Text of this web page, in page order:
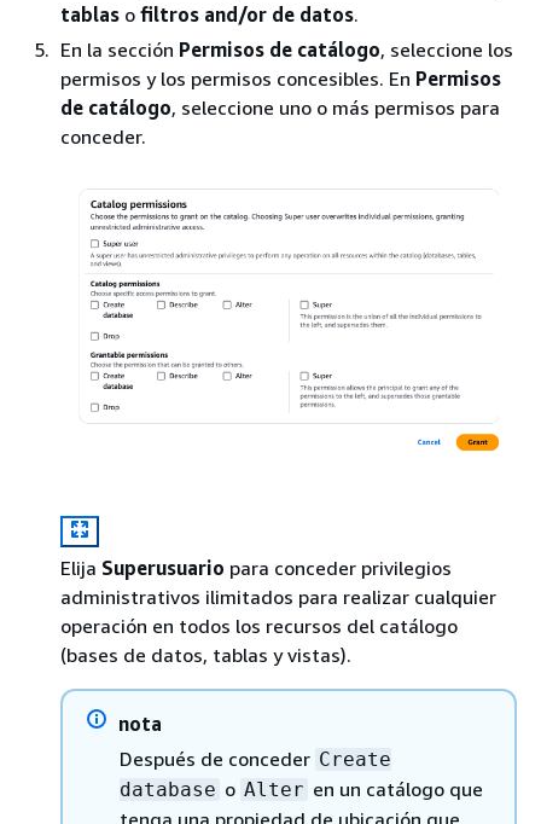
tablas o filtros and/or de datos.
En la sección Permisos de catálogo, seleccione los
permisos y los permisos concesibles. En Permisos
de catálogo, seleccione uno o más permisos para
conceder.
Elija Superusuario para conceder privilegios
administrativos ilimitados para realizar cualquier
operación en todos los recursos del catálogo
(bases de datos, tablas y vistas).
nota
Después de conceder Create
database o Alter en un catálogo que